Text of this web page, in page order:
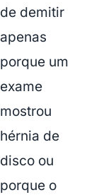
de demitir
apenas
porque um
exame
mostrou
hérnia de
disco ou
porque o